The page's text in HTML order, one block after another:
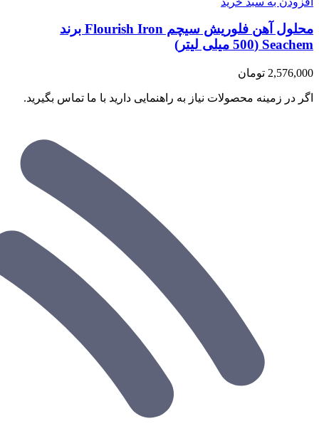
محلول آهن فلوریش سیچم Flourish Iron برند
Seachem (500 میلی لیتر)
2,576,000 تومان
اگر در زمینه محصولات نیاز به راهنمایی دارید با ما تماس بگیرید.